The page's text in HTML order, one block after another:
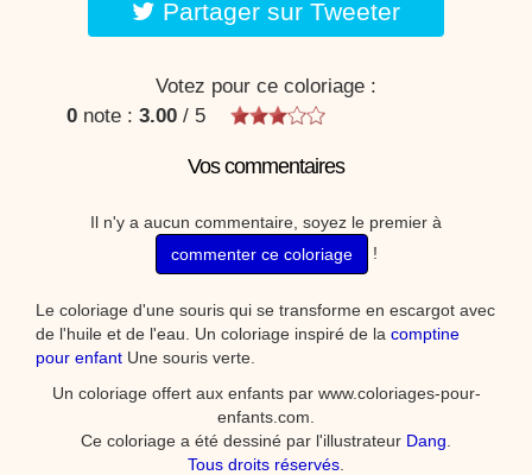
Partager sur Tweeter
Votez pour ce coloriage :
0 note : 3.00 / 5
Vos commentaires
Il n'y a aucun commentaire, soyez le premier à
commenter ce coloriage
!
Le coloriage d'une souris qui se transforme en escargot avec
de l'huile et de l'eau. Un coloriage inspiré de la comptine
pour enfant Une souris verte.
Un coloriage offert aux enfants par www.coloriages-pour-
enfants.com.
Ce coloriage a été dessiné par l'illustrateur Dang
Tous droits réservés